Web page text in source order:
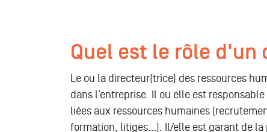
Quel est le rôle d'un
Le ou la directeur(trice) des ressources
dans l’entreprise. Il ou elle est
liées aux ressources humaines
formation, litiges…). Il/elle est garant de la